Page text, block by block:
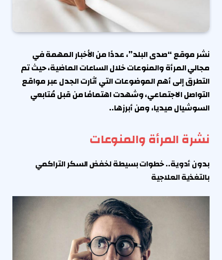
نشر موقع “صدى البلد”، عددًا من الأخبار المهمة في
مجالي المرأة والمنوعات خلال الساعات الماضية، حيث تم
التطرق إلى أهم الموضوعات التي أثارت الجدل عبر مواقع
التواصل الاجتماعي، وشهدت اهتمامًا من قبل مُتابعي
السوشيال ميديا، ومن أبرزها..
نشرة المرأة والمنوعات
بدون أدوية.. خطوات بسيطة لخفض السكر التراكمي
بالتغذية العلاجية